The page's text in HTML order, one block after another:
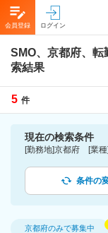
会員登録 ログイン
SMO、京都府、転
索結果
5 件
現在の検索条件
条件の
京都府のみで募集中